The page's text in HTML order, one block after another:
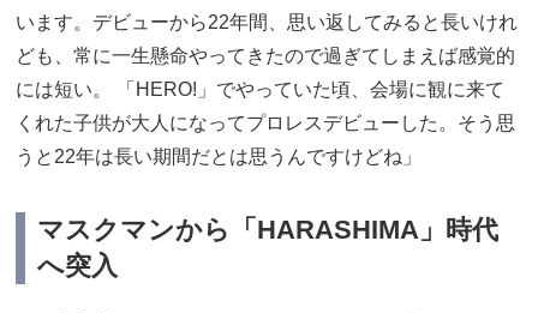
います。デビューから22年間、思い返してみると長いけれ
ども、常に一生懸命やってきたので過ぎてしまえば感覚的
には短い。 「HERO!」でやっていた頃、会場に観に来て
くれた子供が大人になってプロレスデビューした。そう思
うと22年は長い期間だとは思うんですけどね」
マスクマンから「HARASHIMA」時代
へ突入